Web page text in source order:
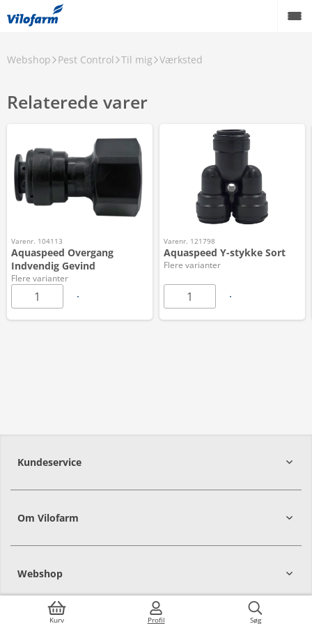
Kurv Profil Søg
Webshop Pest Control Til mig Værksted
Relaterede varer
Varenr. 104113
Aquaspeed Overgang
Indvendig Gevind
Flere varianter
Varenr. 121798
Aquaspeed Y-stykke Sort
Flere varianter
Kundeservice
Om Vilofarm
Webshop